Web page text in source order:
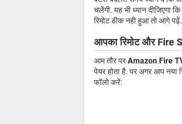
चलेंगी. यह भी ध्यान दीजिएगा
रिमोट ठीक नही हुआ तो आगे पढ़ें.
आपका रिमोट और Fire
आम तौर पर Amazon Fire
पेयर होता है. पर अगर आप नया
फॉलो करें: